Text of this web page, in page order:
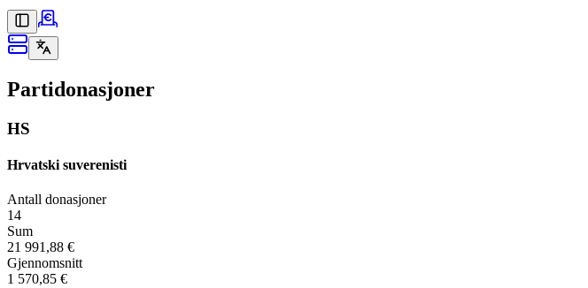
Partidonasjoner
HS
Hrvatski suverenisti
Antall donasjoner
14
Sum
21 991,88 €
Gjennomsnitt
1 570,85 €